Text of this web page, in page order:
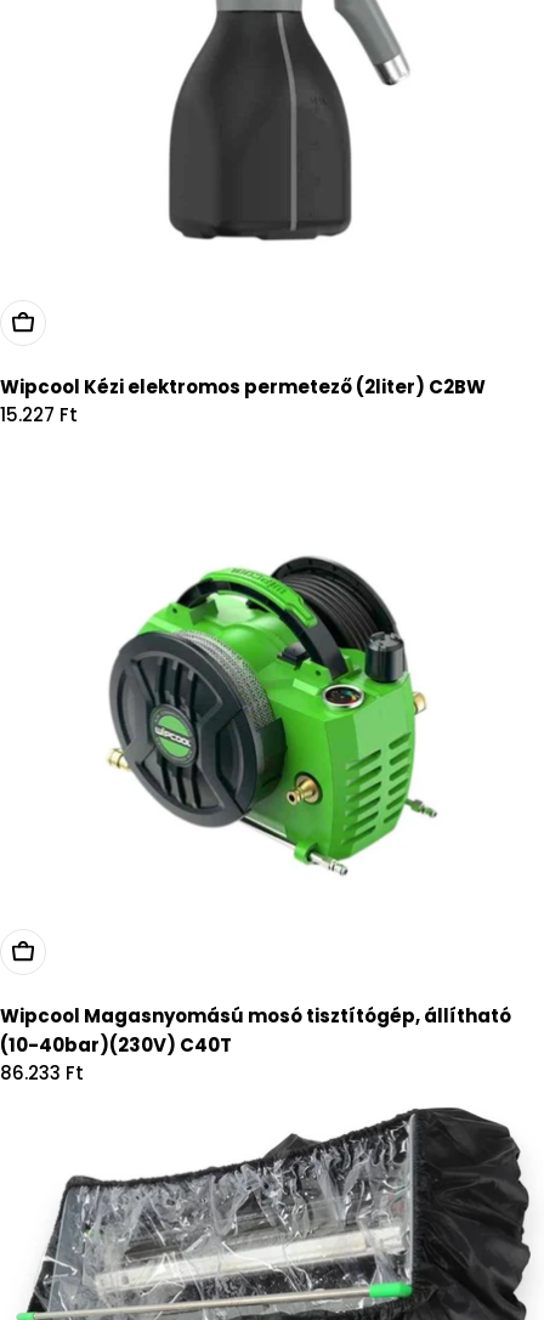
Kosárba
Wipcool Kézi elektromos permetező (2liter) C2BW
Regular
15.227 Ft
Kosárba
Wipcool Magasnyomású mosó tisztítógép, állítható
(10-40bar)(230V) C40T
Regular
86.233 Ft